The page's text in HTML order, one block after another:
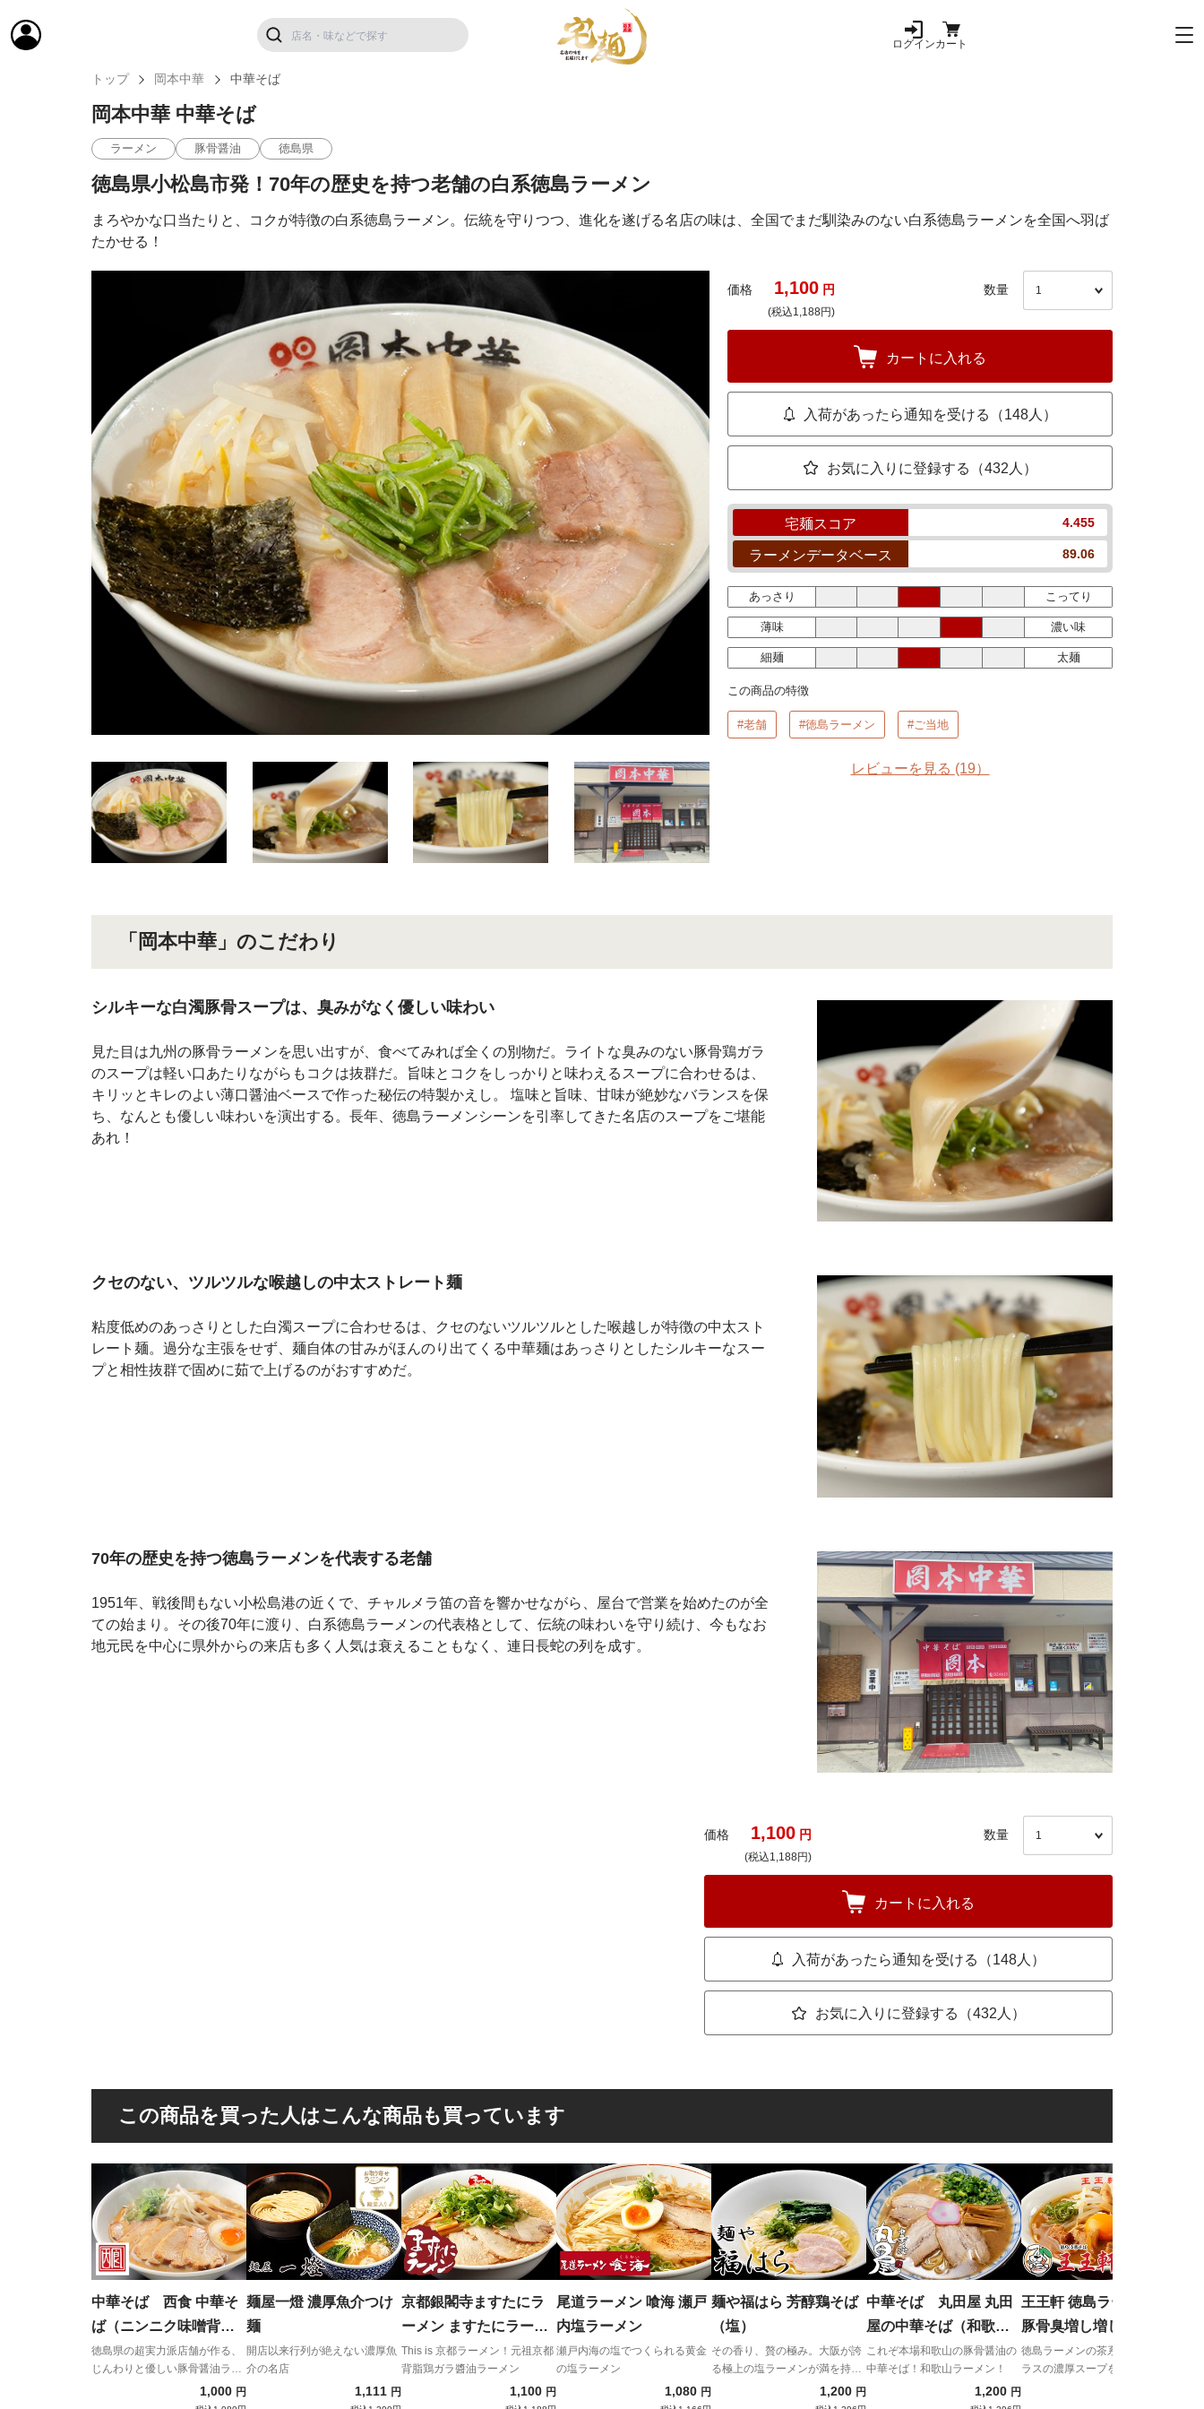
ログインカート
トップ 岡本中華 中華そば
岡本中華 中華そば
ラーメン 豚骨醤油 徳島県
徳島県小松島市発！70年の歴史を持つ老舗の白系徳島ラーメン
まろやかな口当たりと、コクが特徴の白系徳島ラーメン。伝統を守りつつ、進化を遂げる名店の味は、全国でまだ馴染みのない白系徳島ラーメンを全国へ羽ば
たかせる！
価格 1,100 円
(税込1,188円)
数量
カートに入れる
入荷があったら通知を受ける（148人）
お気に入りに登録する（432人）
宅麺スコア 4.455
ラーメンデータベース 89.06
あっさり こってり
薄味 濃い味
細麺 太麺
この商品の特徴
#老舗 #徳島ラーメン #ご当地
レビューを見る (19）
「岡本中華」のこだわり
シルキーな白濁豚骨スープは、臭みがなく優しい味わい
見た目は九州の豚骨ラーメンを思い出すが、食べてみれば全くの別物だ。ライトな臭みのない豚骨鶏ガラ
のスープは軽い口あたりながらもコクは抜群だ。旨味とコクをしっかりと味わえるスープに合わせるは、
キリッとキレのよい薄口醤油ベースで作った秘伝の特製かえし。 塩味と旨味、甘味が絶妙なバランスを保
ち、なんとも優しい味わいを演出する。長年、徳島ラーメンシーンを引率してきた名店のスープをご堪能
あれ！
クセのない、ツルツルな喉越しの中太ストレート麺
粘度低めのあっさりとした白濁スープに合わせるは、クセのないツルツルとした喉越しが特徴の中太スト
レート麺。過分な主張をせず、麺自体の甘みがほんのり出てくる中華麺はあっさりとしたシルキーなスー
プと相性抜群で固めに茹で上げるのがおすすめだ。
70年の歴史を持つ徳島ラーメンを代表する老舗
1951年、戦後間もない小松島港の近くで、チャルメラ笛の音を響かせながら、屋台で営業を始めたのが全
ての始まり。その後70年に渡り、白系徳島ラーメンの代表格として、伝統の味わいを守り続け、今もなお
地元民を中心に県外からの来店も多く人気は衰えることもなく、連日長蛇の列を成す。
価格 1,100 円
(税込1,188円)
数量
カートに入れる
入荷があったら通知を受ける（148人）
お気に入りに登録する（432人）
この商品を買った人はこんな商品も買っています
中華そば 西食 中華そ
ば（ニンニク味噌背脂
付）
徳島県の超実力派店舗が作る、
じんわりと優しい豚骨醤油ラー
1,000 円
麺屋一燈 濃厚魚介つけ
麺
開店以来行列が絶えない濃厚魚
介の名店
1,111 円
京都銀閣寺ますたにラ
ーメン ますたにラーメ
ン（大盛り・チャーシ
ュー5枚）
This is 京都ラーメン！元祖京都
背脂鶏ガラ醬油ラーメン
1,100 円
尾道ラーメン 喰海 瀬戸
内塩ラーメン
瀬戸内海の塩でつくられる黄金
の塩ラーメン
1,080 円
麺や福はら 芳醇鶏そば
（塩）
その香り、贅の極み。大阪が誇
る極上の塩ラーメンが満を持し
て『宅麺.com』に登場。1,200 円
中華そば 丸田屋 丸田
屋の中華そば（和歌山
ラーメン）
これぞ本場和歌山の豚骨醤油の
中華そば！和歌山ラーメン！
1,200 円
王王軒 徳島ラーメン並
豚骨臭増し増し
徳島ラーメンの茶系！トップク
ラスの濃厚スープをご堪能あれ